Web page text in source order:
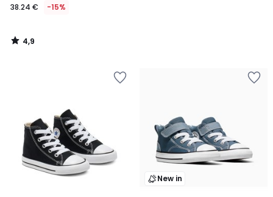
38.24 € -15%
4,9
/
New in